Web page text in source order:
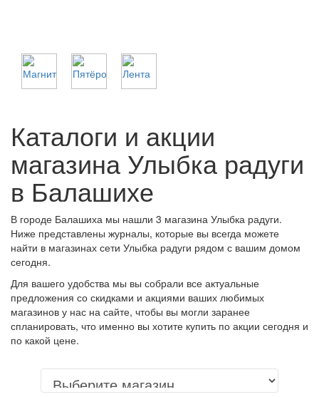
Каталоги и акции
магазина Улыбка радуги
в Балашихе
В городе Балашиха мы нашли 3 магазина Улыбка радуги.
Ниже представлены журналы, которые вы всегда можете
найти в магазинах сети Улыбка радуги рядом с вашим домом
сегодня.
Для вашего удобства мы вы собрали все актуальные
предложения со скидками и акциями ваших любимых
магазинов у нас на сайте, чтобы вы могли заранее
спланировать, что именно вы хотите купить по акции сегодня и
по какой цене.